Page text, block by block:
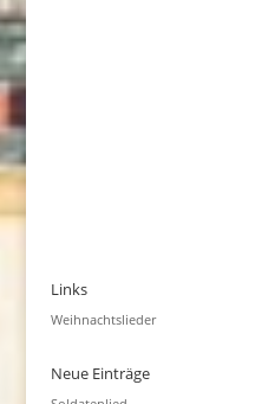
Links
Weihnachtslieder
Neue Einträge